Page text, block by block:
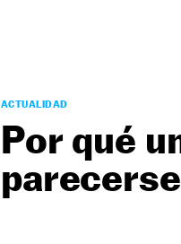
ACTUALIDAD
Por qué